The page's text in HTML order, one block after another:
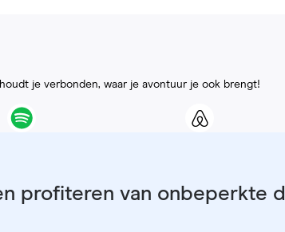
je verbonden, waar je avontuur je ook brengt!
profiteren van onbeperkte